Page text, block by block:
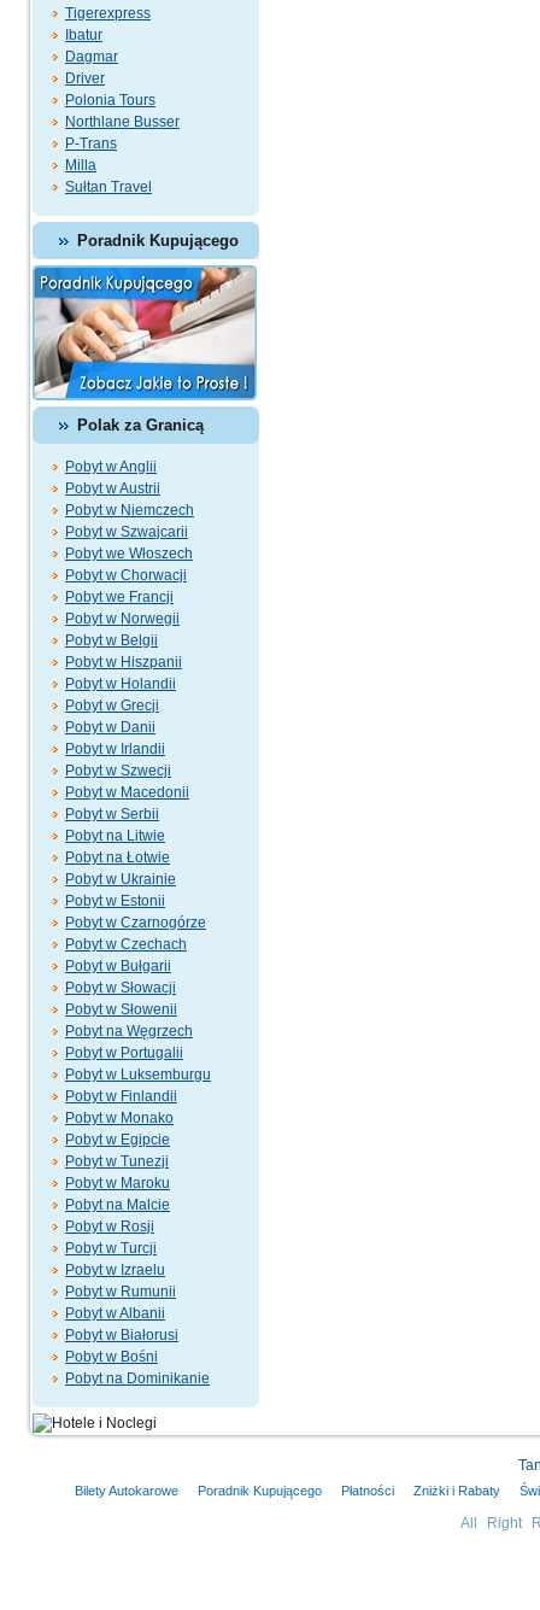
Tigerexpress
Ibatur
Dagmar
Driver
Polonia Tours
Northlane Busser
P-Trans
Milla
Sułtan Travel
Poradnik Kupującego
Polak za Granicą
Pobyt w Anglii
Pobyt w Austrii
Pobyt w Niemczech
Pobyt w Szwajcarii
Pobyt we Włoszech
Pobyt w Chorwacji
Pobyt we Francji
Pobyt w Norwegii
Pobyt w Belgii
Pobyt w Hiszpanii
Pobyt w Holandii
Pobyt w Grecji
Pobyt w Danii
Pobyt w Irlandii
Pobyt w Szwecji
Pobyt w Macedonii
Pobyt w Serbii
Pobyt na Litwie
Pobyt na Łotwie
Pobyt w Ukrainie
Pobyt w Estonii
Pobyt w Czarnogórze
Pobyt w Czechach
Pobyt w Bułgarii
Pobyt w Słowacji
Pobyt w Słowenii
Pobyt na Węgrzech
Pobyt w Portugalii
Pobyt w Luksemburgu
Pobyt w Finlandii
Pobyt w Monako
Pobyt w Egipcie
Pobyt w Tunezji
Pobyt w Maroku
Pobyt na Malcie
Pobyt w Rosji
Pobyt w Turcji
Pobyt w Izraelu
Pobyt w Rumunii
Pobyt w Albanii
Pobyt w Białorusi
Pobyt w Bośni
Pobyt na Dominikanie
Bilety Autokarowe Poradnik Kupującego Płatności Zniżki i Rabaty
All Right